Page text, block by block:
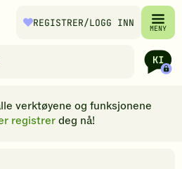
REGISTRER/LOGG INN MENY
verktøyene og funksjonene
registrerdeg nå!